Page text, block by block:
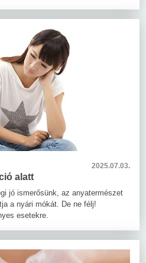
2025.07.03.
alatt
jó ismerősünk, az anyatermészet
a nyári mókát. De ne félj!
esetekre.